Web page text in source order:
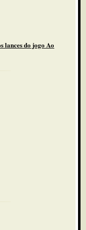
lances do jogo Ao